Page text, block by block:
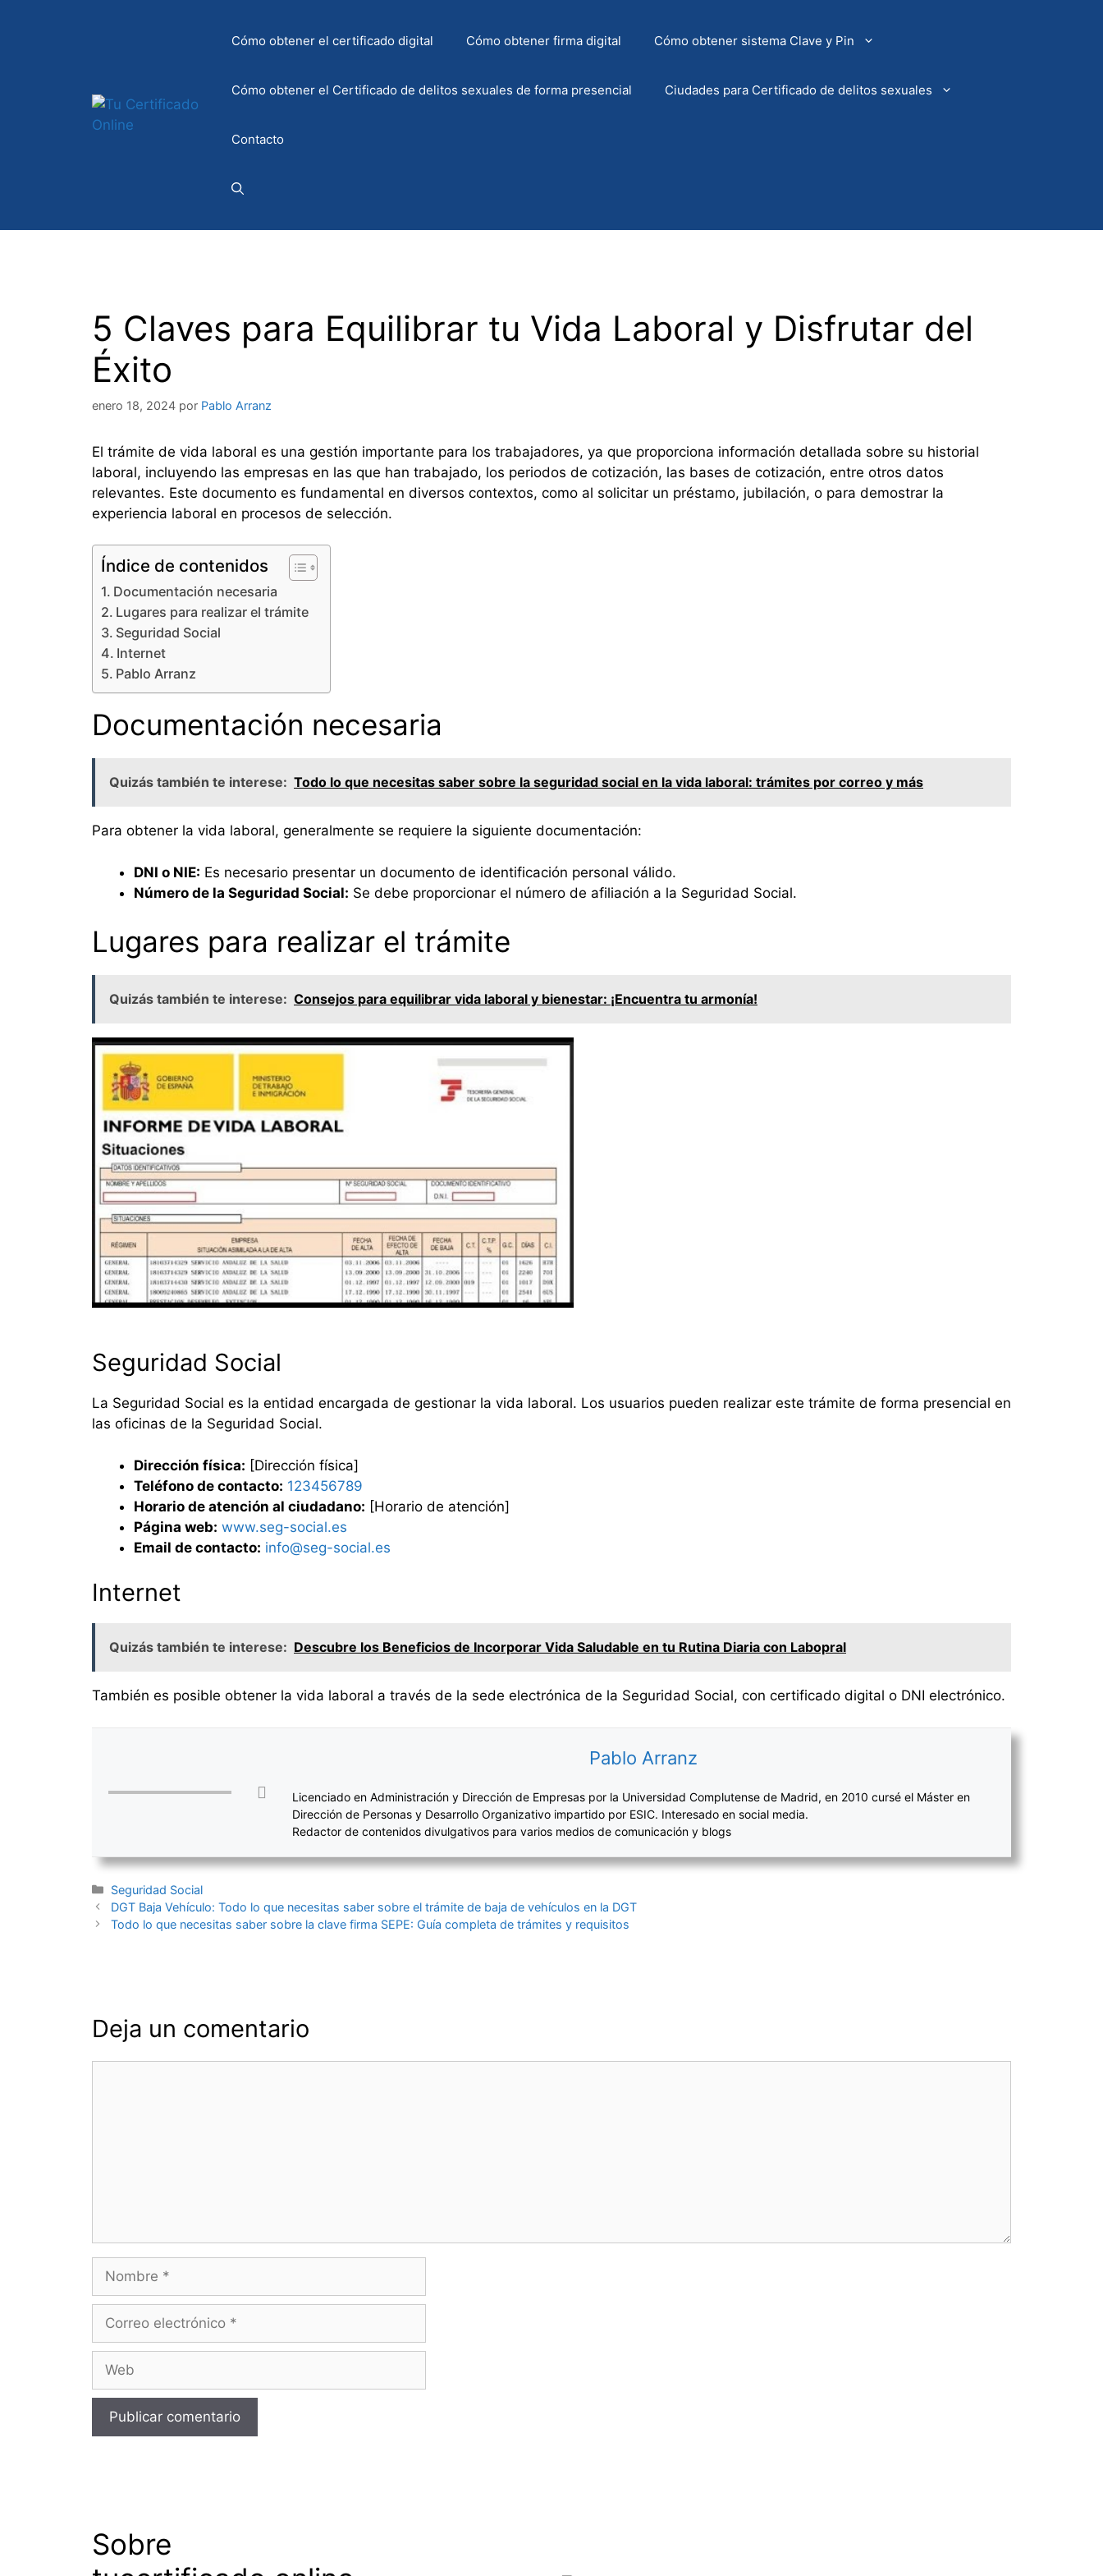
Cómo obtener el certificado digital Cómo obtener firma digital Cómo obtener sistema Clave y Pin
Cómo obtener el Certificado de delitos sexuales de forma presencial Ciudades para Certificado de delitos sexuales
Contacto
5 Claves para Equilibrar tu Vida Laboral y Disfrutar del
Éxito
enero 18, 2024 por Pablo Arranz
El trámite de vida laboral es una gestión importante para los trabajadores, ya que proporciona información detallada sobre su historial
laboral, incluyendo las empresas en las que han trabajado, los periodos de cotización, las bases de cotización, entre otros datos
relevantes. Este documento es fundamental en diversos contextos, como al solicitar un préstamo, jubilación, o para demostrar la
experiencia laboral en procesos de selección.
Índice de contenidos
Documentación necesaria
Lugares para realizar el trámite
Seguridad Social
Internet
Pablo Arranz
Documentación necesaria
Quizás también te interese: Todo lo que necesitas saber sobre la seguridad social en la vida laboral: trámites por correo y más
Para obtener la vida laboral, generalmente se requiere la siguiente documentación:
DNI o NIE: Es necesario presentar un documento de identificación personal válido.
Número de la Seguridad Social: Se debe proporcionar el número de afiliación a la Seguridad Social.
Lugares para realizar el trámite
Quizás también te interese: Consejos para equilibrar vida laboral y bienestar: ¡Encuentra tu armonía!
Seguridad Social
La Seguridad Social es la entidad encargada de gestionar la vida laboral. Los usuarios pueden realizar este trámite de forma presencial en
las oficinas de la Seguridad Social.
Dirección física: [Dirección física]
Teléfono de contacto: 123456789
Horario de atención al ciudadano: [Horario de atención]
Página web: www.seg-social.es
Email de contacto: info@seg-social.es
Internet
Quizás también te interese: Descubre los Beneficios de Incorporar Vida Saludable en tu Rutina Diaria con Labopral
También es posible obtener la vida laboral a través de la sede electrónica de la Seguridad Social, con certificado digital o DNI electrónico.
Pablo Arranz
Licenciado en Administración y Dirección de Empresas por la Universidad Complutense de Madrid, en 2010 cursé el Máster en
Dirección de Personas y Desarrollo Organizativo impartido por ESIC. Interesado en social media.
Redactor de contenidos divulgativos para varios medios de comunicación y blogs
Categorías
Seguridad Social
Navegación
de
DGT Baja Vehículo: Todo lo que necesitas saber sobre el trámite de baja de vehículos en la DGT
Todo lo que necesitas saber sobre la clave firma SEPE: Guía completa de trámites y requisitos
Deja un comentario
electrónico
Sobre